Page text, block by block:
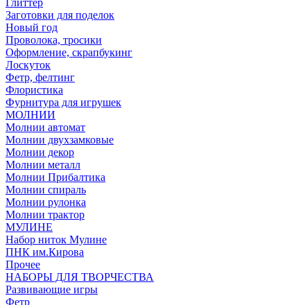
Глиттер
Заготовки для поделок
Новый год
Проволока, тросики
Оформление, скрапбукинг
Лоскуток
Фетр, фелтинг
Флористика
Фурнитура для игрушек
МОЛНИИ
Молнии автомат
Молнии двухзамковые
Молнии декор
Молнии металл
Молнии Прибалтика
Молнии спираль
Молнии рулонка
Молнии трактор
МУЛИНЕ
Набор ниток Мулине
ПНК им.Кирова
Прочее
НАБОРЫ ДЛЯ ТВОРЧЕСТВА
Развивающие игры
Фетр